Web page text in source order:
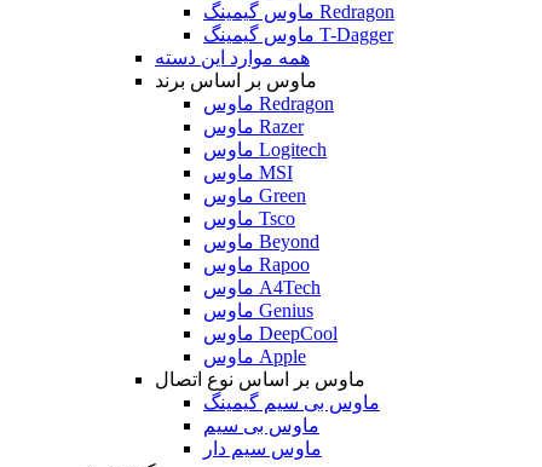
ماوس گیمینگ Redragon
ماوس گیمینگ T-Dagger
همه موارد این دسته
ماوس بر اساس برند
ماوس Redragon
ماوس Razer
ماوس Logitech
ماوس MSI
ماوس Green
ماوس Tsco
ماوس Beyond
ماوس Rapoo
ماوس A4Tech
ماوس Genius
ماوس DeepCool
ماوس Apple
ماوس بر اساس نوع اتصال
ماوس بی سیم گیمینگ
ماوس بی سیم
ماوس سیم دار